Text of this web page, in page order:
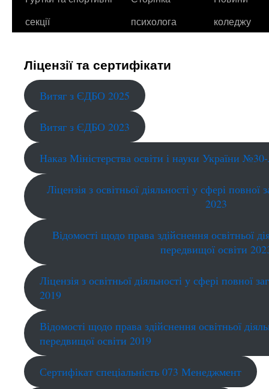
секції
психолога
коледжу
Ліцензії та сертифікати
Витяг з ЄДБО 2025
Витяг з ЄДБО 2023
Наказ Міністерства освіти і науки України
Ліцензія з освітньої діяльності у сфері повної
2023
Відомості щодо права здійснення освітньої
передвищої освіти
Ліцензія з освітньої діяльності у сфері повної
2019
Відомості щодо права здійснення освітньої
передвищої освіти 2019
Сертифікат спеціальність 073 Менеджмент